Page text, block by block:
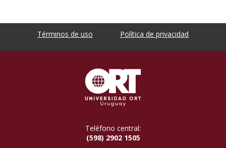
Términos de uso Política de privacidad
Teléfono central:
(598) 2902 1505